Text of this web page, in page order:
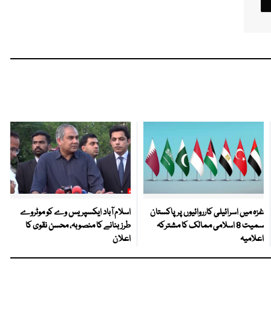
غزہ میں اسرائیلی کارروائیوں پر پاکستان
سمیت 8 اسلامی ممالک کا مشترکہ
اعلامیہ
اسلام آباد ایکسپریس وے کو موٹروے
طرز بنانے کا منصوبہ، محسن نقوی کا
اعلان